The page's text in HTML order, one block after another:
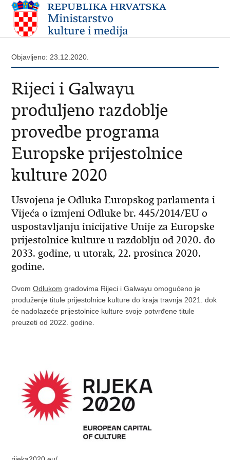
Objavljeno: 23.12.2020.
Rijeci i Galwayu
produljeno razdoblje
provedbe programa
Europske prijestolnice
kulture 2020
Usvojena je Odluka Europskog parlamenta i
Vijeća o izmjeni Odluke br. 445/2014/EU o
uspostavljanju inicijative Unije za Europske
prijestolnice kulture u razdoblju od 2020. do
2033. godine, u utorak, 22. prosinca 2020.
godine.
OvomOdlukom gradovima Rijeci i Galwayu omogućeno je
produženje titule prijestolnice kulture do kraja travnja 2021. dok
će nadolazeće prijestolnice kulture svoje potvrđene titule
preuzeti od 2022. godine.